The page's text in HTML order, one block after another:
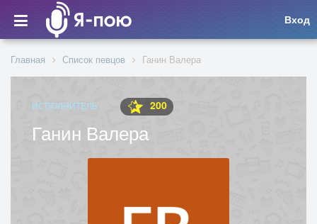
Вход
Главная Список певцов Ганин Валера
ИСПОЛНИТЕЛЬ 200
Ганин Валера